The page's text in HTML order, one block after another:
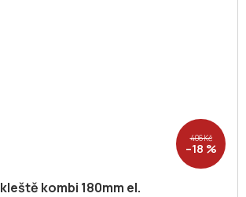
406 Kč
–18 %
kleště kombi 180mm el.